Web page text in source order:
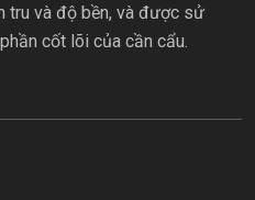
tru và độ bền, và được sử
cốt lõi của cần cẩu.